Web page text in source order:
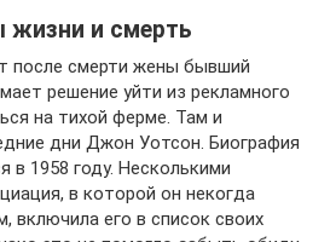
жизни и смерть
после смерти жены бывший
решение уйти из рекламного
на тихой ферме. Там и
дни Джон Уотсон. Биография
в 1958 году. Несколькими
в которой он некогда
включила его в список своих